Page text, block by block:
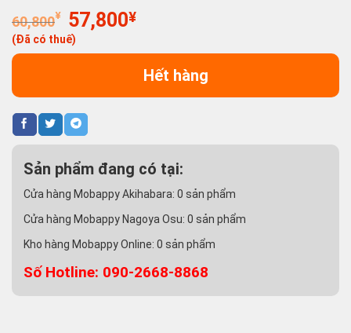
60,800¥
Giá
gốc
là:
57,800¥Giá
tại
là:
57,800¥.
(Đã có thuế)
Hết hàng
Sản phẩm đang có tại:
Cửa hàng Mobappy Akihabara: 0 sản phẩm
Cửa hàng Mobappy Nagoya Osu: 0 sản phẩm
Kho hàng Mobappy Online: 0 sản phẩm
Số Hotline: 090-2668-8868